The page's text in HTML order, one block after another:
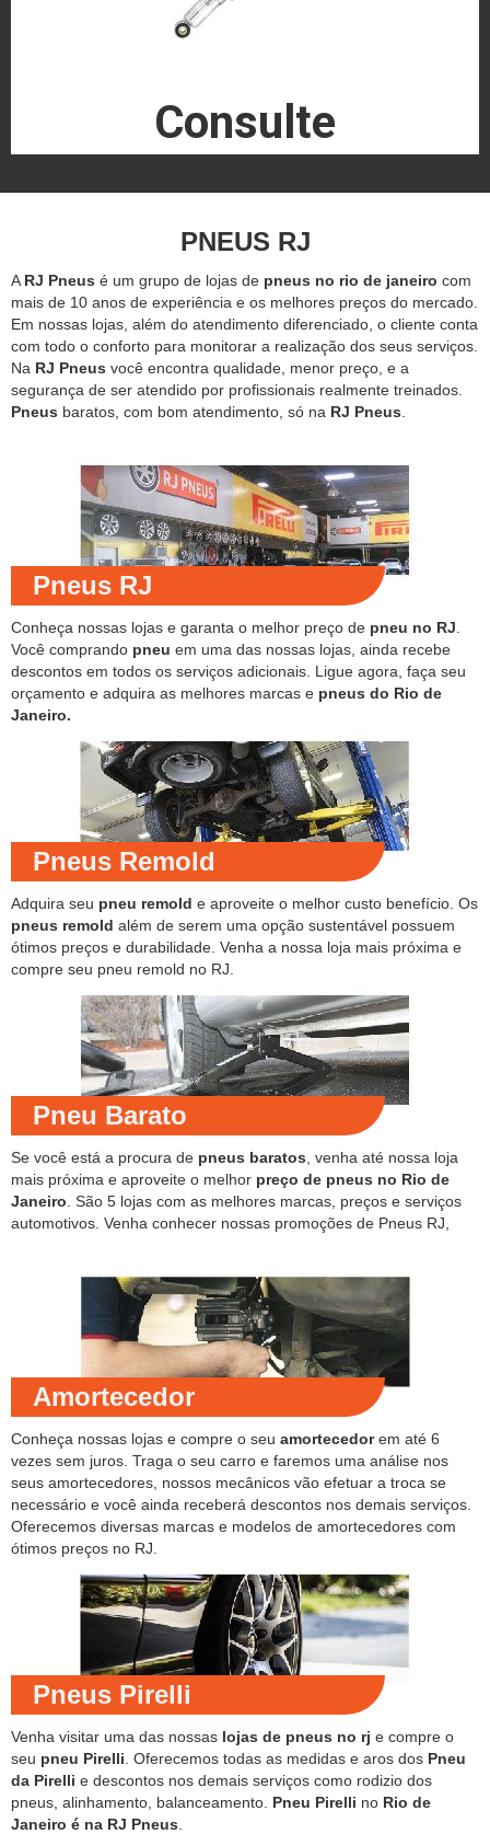
Consulte
PNEUS RJ
A RJ Pneus é um grupo de lojas de pneus no rio de janeiro com
mais de 10 anos de experiência e os melhores preços do mercado.
Em nossas lojas, além do atendimento diferenciado, o cliente conta
com todo o conforto para monitorar a realização dos seus serviços.
Na RJ Pneus você encontra qualidade, menor preço, e a
segurança de ser atendido por profissionais realmente treinados.
Pneus baratos, com bom atendimento, só na RJ Pneus
Pneus RJ
Conheça nossas lojas e garanta o melhor preço de pneu no RJ
Você comprando pneu em uma das nossas lojas, ainda recebe
descontos em todos os serviços adicionais. Ligue agora, faça seu
orçamento e adquira as melhores marcas e pneus do Rio de
Janeiro.
Pneus Remold
Adquira seu pneu remold e aproveite o melhor custo benefício. Os
pneus remold além de serem uma opção sustentável possuem
ótimos preços e durabilidade. Venha a nossa loja mais próxima e
compre seu pneu remold no RJ.
Pneu Barato
Se você está a procura de pneus baratos , venha até nossa loja
mais próxima e aproveite o melhor preço de pneus no Rio de
Janeiro . São 5 lojas com as melhores marcas, preços e serviços
automotivos. Venha conhecer nossas promoções de Pneus RJ,
Amortecedor
Conheça nossas lojas e compre o seu amortecedorem até 6
vezes sem juros. Traga o seu carro e faremos uma análise nos
seus amortecedores, nossos mecânicos vão efetuar a troca se
necessário e você ainda receberá descontos nos demais serviços.
Oferecemos diversas marcas e modelos de amortecedores com
ótimos preços no RJ.
Pneus Pirelli
Venha visitar uma das nossas lojas de pneus no rj e compre o
seu pneu Pirelli . Oferecemos todas as medidas e aros dos Pneu
da Pirelli e descontos nos demais serviços como rodizio dos
pneus, alinhamento, balanceamento. Pneu Pirelli no Rio de
Janeiro é na RJ Pneus